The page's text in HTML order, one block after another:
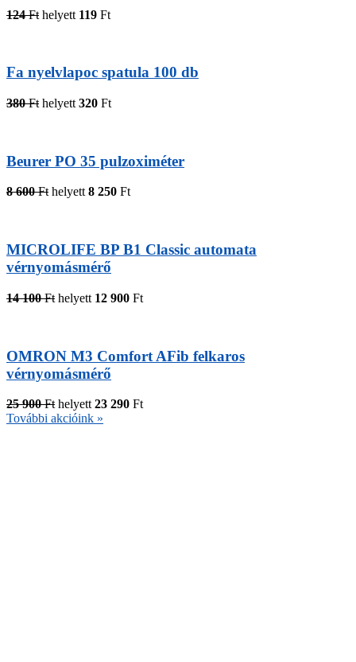
124 Ft helyett 119 Ft
Fa nyelvlapoc spatula 100 db
380 Ft helyett 320 Ft
Beurer PO 35 pulzoximéter
8 600 Fthelyett8 250 Ft
MICROLIFE BP B1 Classic automata
vérnyomásmérő
14 100 Ft helyett 12 900 Ft
OMRON M3 Comfort AFib felkaros
vérnyomásmérő
25 900 Ft helyett 23 290 Ft
További akcióink »